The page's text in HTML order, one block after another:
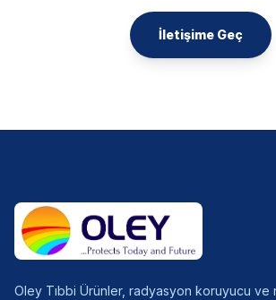
İletişime Geç
Oley Tıbbi Ürünler, radyasyon koruyucu ve